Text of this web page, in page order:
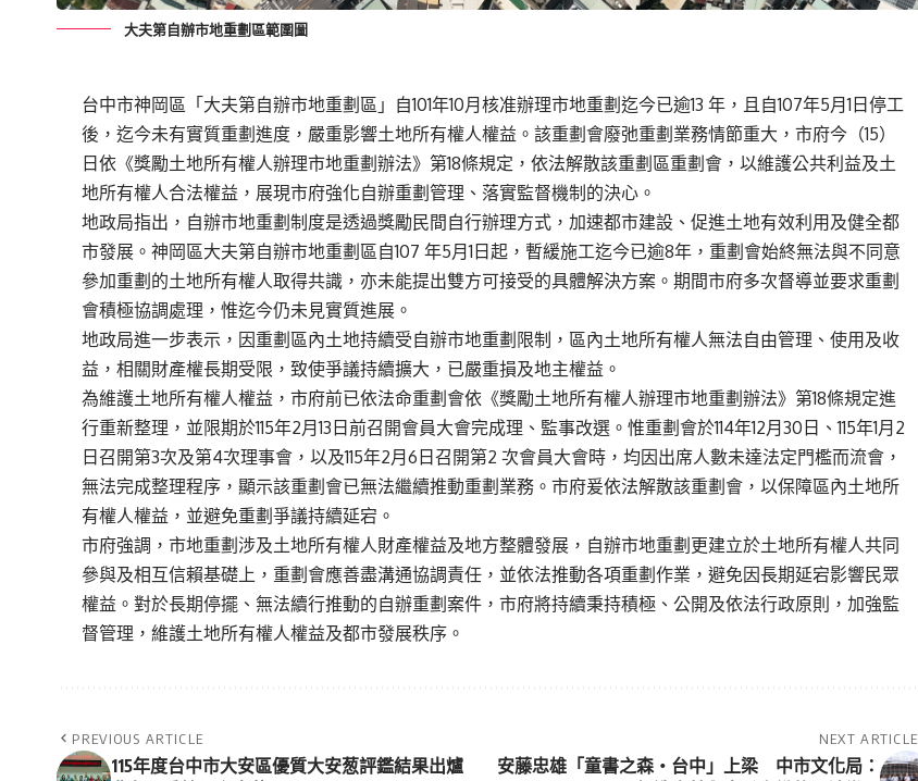
大夫第自辦市地重劃區範圍圖
台中市神岡區「大夫第自辦市地重劃區」自101年10月核准辦理市地重劃迄今已逾13 年，且自107年5月1日停工
後，迄今未有實質重劃進度，嚴重影響土地所有權人權益。該重劃會廢弛重劃業務情節重大，市府今（15）
日依《獎勵土地所有權人辦理市地重劃辦法》第18條規定，依法解散該重劃區重劃會，以維護公共利益及土
地所有權人合法權益，展現市府強化自辦重劃管理、落實監督機制的決心。
地政局指出，自辦市地重劃制度是透過獎勵民間自行辦理方式，加速都市建設、促進土地有效利用及健全都
市發展。神岡區大夫第自辦市地重劃區自107 年5月1日起，暫緩施工迄今已逾8年，重劃會始終無法與不同意
參加重劃的土地所有權人取得共識，亦未能提出雙方可接受的具體解決方案。期間市府多次督導並要求重劃
會積極協調處理，惟迄今仍未見實質進展。
地政局進一步表示，因重劃區內土地持續受自辦市地重劃限制，區內土地所有權人無法自由管理、使用及收
益，相關財產權長期受限，致使爭議持續擴大，已嚴重損及地主權益。
為維護土地所有權人權益，市府前已依法命重劃會依《獎勵土地所有權人辦理市地重劃辦法》第18條規定進
行重新整理，並限期於115年2月13日前召開會員大會完成理、監事改選。惟重劃會於114年12月30日、115年1月2
日召開第3次及第4次理事會，以及115年2月6日召開第2 次會員大會時，均因出席人數未達法定門檻而流會，
無法完成整理程序，顯示該重劃會已無法繼續推動重劃業務。市府爰依法解散該重劃會，以保障區內土地所
有權人權益，並避免重劃爭議持續延宕。
市府強調，市地重劃涉及土地所有權人財產權益及地方整體發展，自辦市地重劃更建立於土地所有權人共同
參與及相互信賴基礎上，重劃會應善盡溝通協調責任，並依法推動各項重劃作業，避免因長期延宕影響民眾
權益。對於長期停擺、無法續行推動的自辦重劃案件，市府將持續秉持積極、公開及依法行政原則，加強監
督管理，維護土地所有權人權益及都市發展秩序。
PREVIOUS ARTICLE
115年度台中市大安區優質大安葱評鑑結果出爐
NEXT ARTICLE
安藤忠雄「童書之森‧台中」上梁 中市文化局：